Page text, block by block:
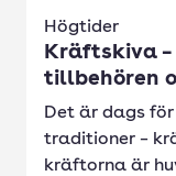
Högtider
Kräftskiva –
tillbehören
Det är dags
traditioner –
kräftorna är